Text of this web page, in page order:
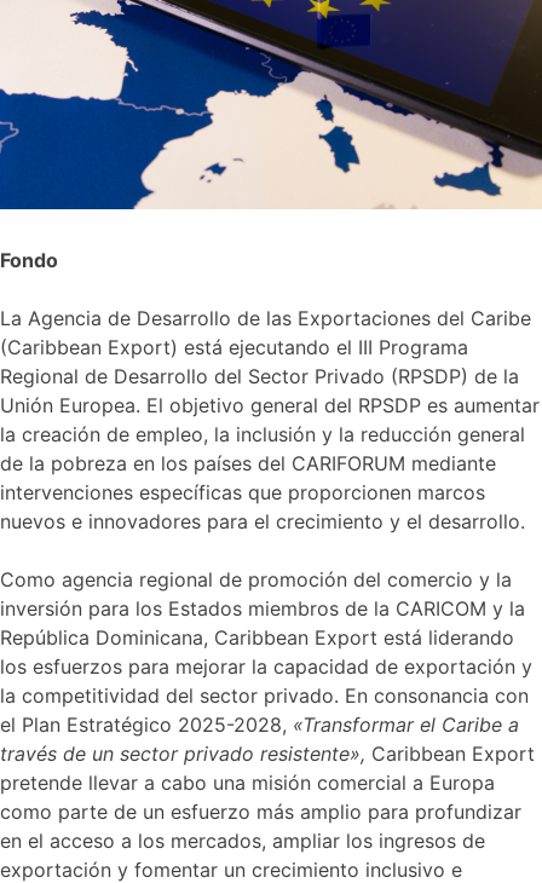
Fondo
La Agencia de Desarrollo de las Exportaciones del Caribe
(Caribbean Export) está ejecutando el III Programa
Regional de Desarrollo del Sector Privado (RPSDP) de la
Unión Europea. El objetivo general del RPSDP es aumentar
la creación de empleo, la inclusión y la reducción general
de la pobreza en los países del CARIFORUM mediante
intervenciones específicas que proporcionen marcos
nuevos e innovadores para el crecimiento y el desarrollo.
Como agencia regional de promoción del comercio y la
inversión para los Estados miembros de la CARICOM y la
República Dominicana, Caribbean Export está liderando
los esfuerzos para mejorar la capacidad de exportación y
la competitividad del sector privado. En consonancia con
el Plan Estratégico 2025-2028, «Transformar el Caribe a
través de un sector privado resistente», Caribbean Export
pretende llevar a cabo una misión comercial a Europa
como parte de un esfuerzo más amplio para profundizar
en el acceso a los mercados, ampliar los ingresos de
exportación y fomentar un crecimiento inclusivo e